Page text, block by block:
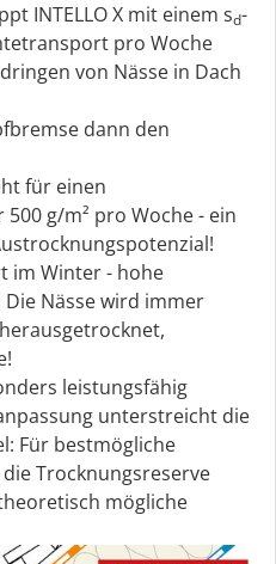
INTELLO X mit einem sd-
pro Woche
von Nässe in Dach
dann den
für einen
g/m² pro Woche - ein
im Winter - hohe
Nässe wird immer
leistungsfähig
unterstreicht die
Für bestmögliche
Trocknungsreserve
mögliche